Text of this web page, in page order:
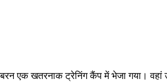
एक खतरनाक ट्रेनिंग कैंप में भेजा गया।